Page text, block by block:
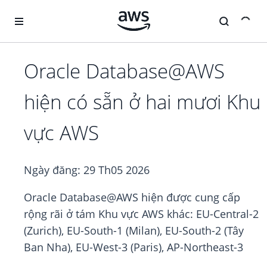
Oracle Database@AWS
hiện có sẵn ở hai mươi Khu
vực AWS
Ngày đăng: 29 Th05 2026
Oracle Database@AWS hiện được cung cấp
rộng rãi ở tám Khu vực AWS khác: EU-Central-2
(Zurich), EU-South-1 (Milan), EU-South-2 (Tây
Ban Nha), EU-West-3 (Paris), AP-Northeast-3